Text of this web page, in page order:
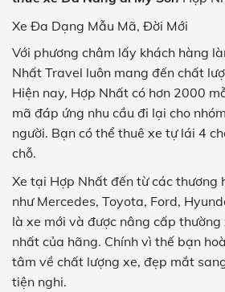
Xe Đa Dạng Mẫu Mã, Đời Mới
Với phương châm lấy khách hàng
Nhất Travel luôn mang đến chất
Hiện nay, Hợp Nhất có hơn 2000
mã đáp ứng nhu cầu đi lại cho
người. Bạn có thể thuê xe tự lái 4
chỗ.
Xe tại Hợp Nhất đến từ các thương
như Mercedes, Toyota, Ford,
là xe mới và được nâng cấp thường
nhất của hãng. Chính vì thế bạn
tâm về chất lượng xe, đẹp mắt
tiện nghi.